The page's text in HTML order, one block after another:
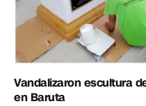
Vandalizaron escultura
en Baruta